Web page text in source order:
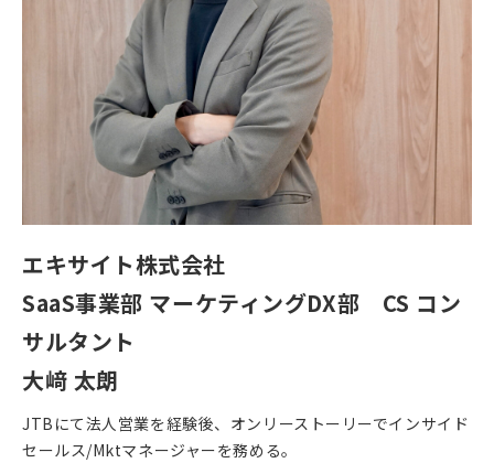
エキサイト株式会社
SaaS事業部 マーケティングDX部 CS コン
サルタント
大﨑 太朗
JTBにて法人営業を経験後、オンリーストーリーでインサイド
セールス/Mktマネージャーを務める。